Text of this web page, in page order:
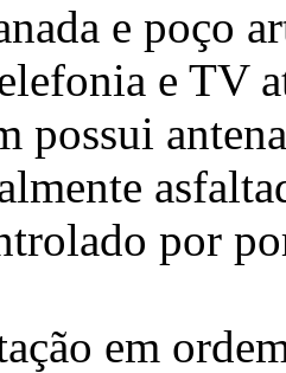
e poço
e TV
possui
por
em